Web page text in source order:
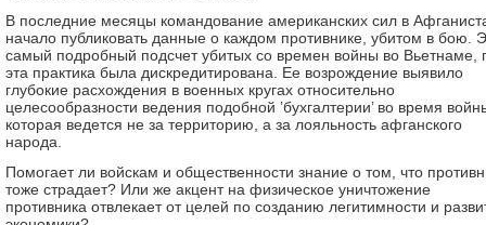
В последние месяцы командование американских сил в
начало публиковать данные о каждом противнике, убитом в бою.
самый подробный подсчет убитых со времен войны во Вьетнаме,
эта практика была дискредитирована. Ее возрождение выявило
глубокие расхождения в военных кругах относительно
целесообразности ведения подобной ’бухгалтерии’ во время
которая ведется не за территорию, а за лояльность афганского
народа.
Помогает ли войскам и общественности знание о том, что
тоже страдает? Или же акцент на физическое уничтожение
противника отвлекает от целей по созданию легитимности и